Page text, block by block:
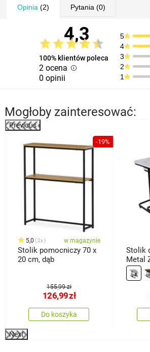
Opinia (2) Pytania (0)
4,3
100% klientów poleca
2 ocena
0 opinii
5
4
3
2
1
Mogłoby zainteresować:
Previous
-19%
5,0 2x w magazynie
Stolik pomocniczy 70 x
20 cm, dąb
155,99 zł
126,99zł
Do koszyka
Stolik
Metal
Next